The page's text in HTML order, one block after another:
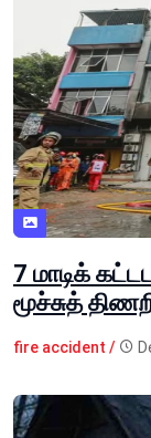
7 மாடிக்
மூச்சுத்
fire accident /